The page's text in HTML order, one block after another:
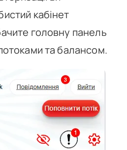
кабінет
головну панель
та балансом.